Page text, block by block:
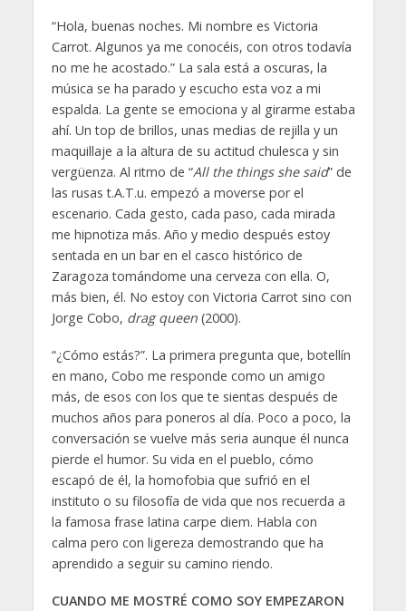
“Hola, buenas noches. Mi nombre es Victoria
Carrot. Algunos ya me conocéis, con otros todavía
no me he acostado.” La sala está a oscuras, la
música se ha parado y escucho esta voz a mi
espalda. La gente se emociona y al girarme estaba
ahí. Un top de brillos, unas medias de rejilla y un
maquillaje a la altura de su actitud chulesca y sin
vergüenza. Al ritmo de “All the things she said” de
las rusas t.A.T.u. empezó a moverse por el
escenario. Cada gesto, cada paso, cada mirada
me hipnotiza más. Año y medio después estoy
sentada en un bar en el casco histórico de
Zaragoza tomándome una cerveza con ella. O,
más bien, él. No estoy con Victoria Carrot sino con
Jorge Cobo, drag queen(2000).
“¿Cómo estás?”. La primera pregunta que, botellín
en mano, Cobo me responde como un amigo
más, de esos con los que te sientas después de
muchos años para poneros al día. Poco a poco, la
conversación se vuelve más seria aunque él nunca
pierde el humor. Su vida en el pueblo, cómo
escapó de él, la homofobia que sufrió en el
instituto o su filosofía de vida que nos recuerda a
la famosa frase latina carpe diem. Habla con
calma pero con ligereza demostrando que ha
aprendido a seguir su camino riendo.
CUANDO ME MOSTRÉ COMO SOY EMPEZARON